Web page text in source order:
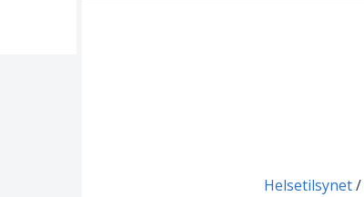
Du er her:
Helsetilsynet